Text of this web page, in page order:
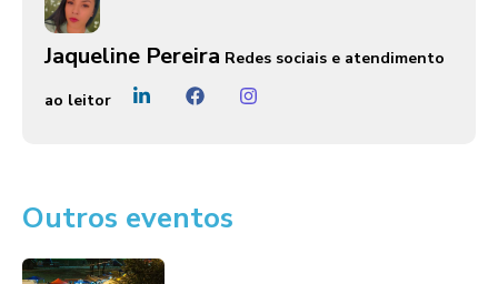
Jaqueline Pereira Redes sociais e atendimento
ao leitor
Outros eventos